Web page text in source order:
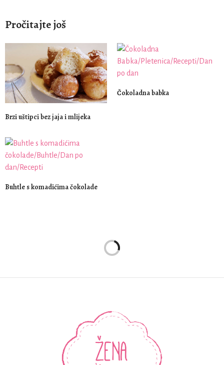
Pročitajte još
Brzi uštipci bez jaja i mlijeka
Čokoladna babka
Buhtle s komadićima čokolade